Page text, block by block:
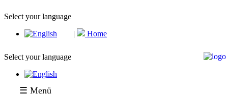
Select your language
|
Home
Select your language
☰ Menü